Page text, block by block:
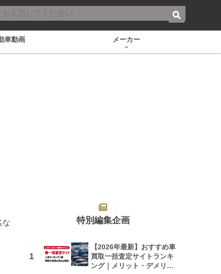
車動画 メーカー
な 特別編集企画
【2026年最新】おすすめ車
買取一括査定サイトランキ
ング｜メリット・デメリッ